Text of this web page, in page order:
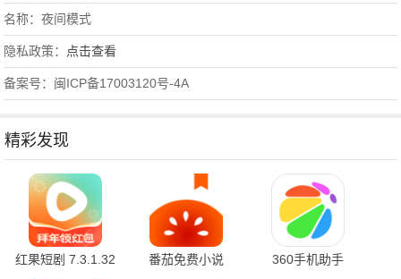
名称：夜间模式
隐私政策： 点击查看
备案号：闽ICP备17003120号-4A
精彩发现
红果短剧 7.3.1.32
番茄免费小说
360手机助手